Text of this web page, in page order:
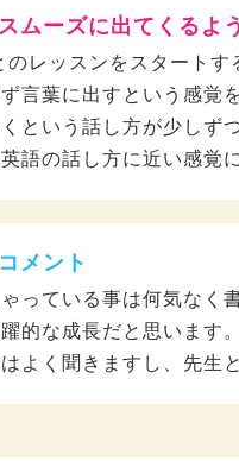
ムーズに出てくるよ
レッスンをスタート
言葉に出すという感覚
という話し方が少しず
語の話し方に近い感覚
メント
っている事は何気なく
的な成長だと思います
よく聞きますし、先生